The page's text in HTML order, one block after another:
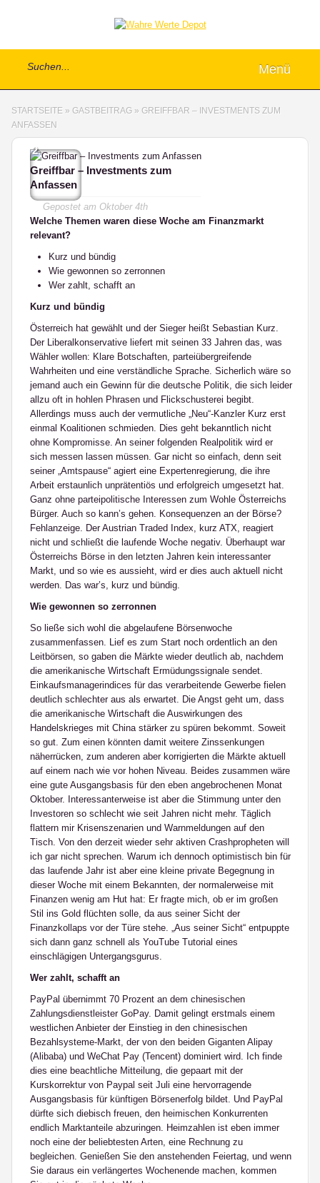
Menü
STARTSEITE » GASTBEITRAG » GREIFFBAR – INVESTMENTS ZUM
ANFASSEN
2
Greiffbar – Investments zum
Anfassen
Gepostet am Oktober 4th
Welche Themen waren diese Woche am Finanzmarkt
relevant?
Kurz und bündig
Wie gewonnen so zerronnen
Wer zahlt, schafft an
Kurz und bündig
Österreich hat gewählt und der Sieger heißt Sebastian Kurz.
Der Liberalkonservative liefert mit seinen 33 Jahren das, was
Wähler wollen: Klare Botschaften, parteiübergreifende
Wahrheiten und eine verständliche Sprache. Sicherlich wäre so
jemand auch ein Gewinn für die deutsche Politik, die sich leider
allzu oft in hohlen Phrasen und Flickschusterei begibt.
Allerdings muss auch der vermutliche „Neu“-Kanzler Kurz erst
einmal Koalitionen schmieden. Dies geht bekanntlich nicht
ohne Kompromisse. An seiner folgenden Realpolitik wird er
sich messen lassen müssen. Gar nicht so einfach, denn seit
seiner „Amtspause“ agiert eine Expertenregierung, die ihre
Arbeit erstaunlich unprätentiös und erfolgreich umgesetzt hat.
Ganz ohne parteipolitische Interessen zum Wohle Österreichs
Bürger. Auch so kann’s gehen. Konsequenzen an der Börse?
Fehlanzeige. Der Austrian Traded Index, kurz ATX, reagiert
nicht und schließt die laufende Woche negativ. Überhaupt war
Österreichs Börse in den letzten Jahren kein interessanter
Markt, und so wie es aussieht, wird er dies auch aktuell nicht
werden. Das war’s, kurz und bündig.
Wie gewonnen so zerronnen
So ließe sich wohl die abgelaufene Börsenwoche
zusammenfassen. Lief es zum Start noch ordentlich an den
Leitbörsen, so gaben die Märkte wieder deutlich ab, nachdem
die amerikanische Wirtschaft Ermüdungssignale sendet.
Einkaufsmanagerindices für das verarbeitende Gewerbe fielen
deutlich schlechter aus als erwartet. Die Angst geht um, dass
die amerikanische Wirtschaft die Auswirkungen des
Handelskrieges mit China stärker zu spüren bekommt. Soweit
so gut. Zum einen könnten damit weitere Zinssenkungen
näherrücken, zum anderen aber korrigierten die Märkte aktuell
auf einem nach wie vor hohen Niveau. Beides zusammen wäre
eine gute Ausgangsbasis für den eben angebrochenen Monat
Oktober. Interessanterweise ist aber die Stimmung unter den
Investoren so schlecht wie seit Jahren nicht mehr. Täglich
flattern mir Krisenszenarien und Warnmeldungen auf den
Tisch. Von den derzeit wieder sehr aktiven Crashpropheten will
ich gar nicht sprechen. Warum ich dennoch optimistisch bin für
das laufende Jahr ist aber eine kleine private Begegnung in
dieser Woche mit einem Bekannten, der normalerweise mit
Finanzen wenig am Hut hat: Er fragte mich, ob er im großen
Stil ins Gold flüchten solle, da aus seiner Sicht der
Finanzkollaps vor der Türe stehe. „Aus seiner Sicht“ entpuppte
sich dann ganz schnell als YouTube Tutorial eines
einschlägigen Untergangsgurus.
Wer zahlt, schafft an
PayPal übernimmt 70 Prozent an dem chinesischen
Zahlungsdienstleister GoPay. Damit gelingt erstmals einem
westlichen Anbieter der Einstieg in den chinesischen
Bezahlsysteme-Markt, der von den beiden Giganten Alipay
(Alibaba) und WeChat Pay (Tencent) dominiert wird. Ich finde
dies eine beachtliche Mitteilung, die gepaart mit der
Kurskorrektur von Paypal seit Juli eine hervorragende
Ausgangsbasis für künftigen Börsenerfolg bildet. Und PayPal
dürfte sich diebisch freuen, den heimischen Konkurrenten
endlich Marktanteile abzuringen. Heimzahlen ist eben immer
noch eine der beliebtesten Arten, eine Rechnung zu
begleichen. Genießen Sie den anstehenden Feiertag, und wenn
Sie daraus ein verlängertes Wochenende machen, kommen